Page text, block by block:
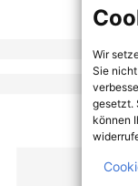
Wir
Sie
gesetzt.
können